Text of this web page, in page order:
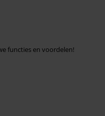
functies en voordelen!